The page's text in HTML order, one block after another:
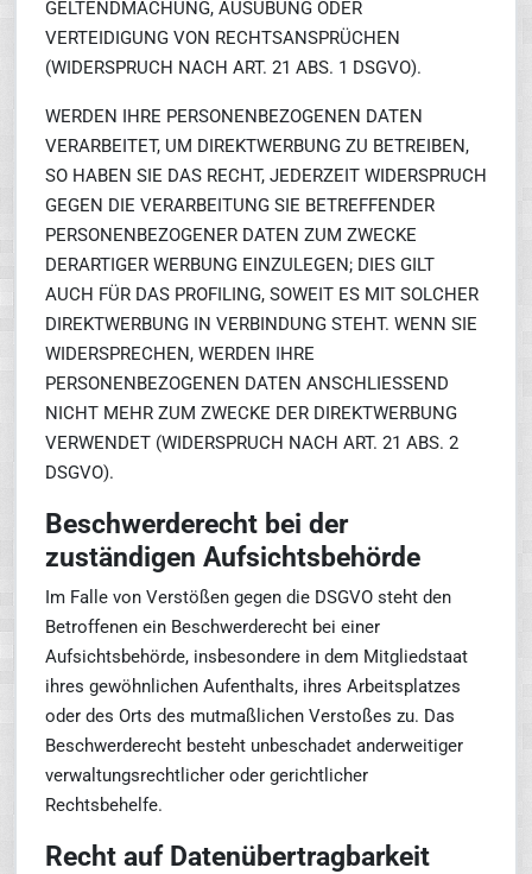
GELTENDMACHUNG, AUSÜBUNG ODER
VERTEIDIGUNG VON RECHTSANSPRÜCHEN
(WIDERSPRUCH NACH ART. 21 ABS. 1 DSGVO).
WERDEN IHRE PERSONENBEZOGENEN DATEN
VERARBEITET, UM DIREKTWERBUNG ZU BETREIBEN,
SO HABEN SIE DAS RECHT, JEDERZEIT WIDERSPRUCH
GEGEN DIE VERARBEITUNG SIE BETREFFENDER
PERSONENBEZOGENER DATEN ZUM ZWECKE
DERARTIGER WERBUNG EINZULEGEN; DIES GILT
AUCH FÜR DAS PROFILING, SOWEIT ES MIT SOLCHER
DIREKTWERBUNG IN VERBINDUNG STEHT. WENN SIE
WIDERSPRECHEN, WERDEN IHRE
PERSONENBEZOGENEN DATEN ANSCHLIESSEND
NICHT MEHR ZUM ZWECKE DER DIREKTWERBUNG
VERWENDET (WIDERSPRUCH NACH ART. 21 ABS. 2
DSGVO).
Beschwerderecht bei der
zuständigen Aufsichtsbehörde
Im Falle von Verstößen gegen die DSGVO steht den
Betroffenen ein Beschwerderecht bei einer
Aufsichtsbehörde, insbesondere in dem Mitgliedstaat
ihres gewöhnlichen Aufenthalts, ihres Arbeitsplatzes
oder des Orts des mutmaßlichen Verstoßes zu. Das
Beschwerderecht besteht unbeschadet anderweitiger
verwaltungsrechtlicher oder gerichtlicher
Rechtsbehelfe.
Recht auf Datenübertragbarkeit